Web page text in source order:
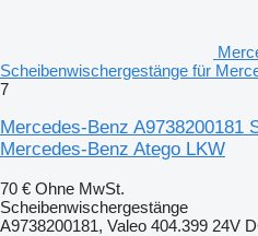
Scheibenwischergestänge für
7
Mercedes-Benz A9738200181
Mercedes-Benz Atego LKW
70 € Ohne MwSt.
Scheibenwischergestänge
A9738200181, Valeo 404.399 24V